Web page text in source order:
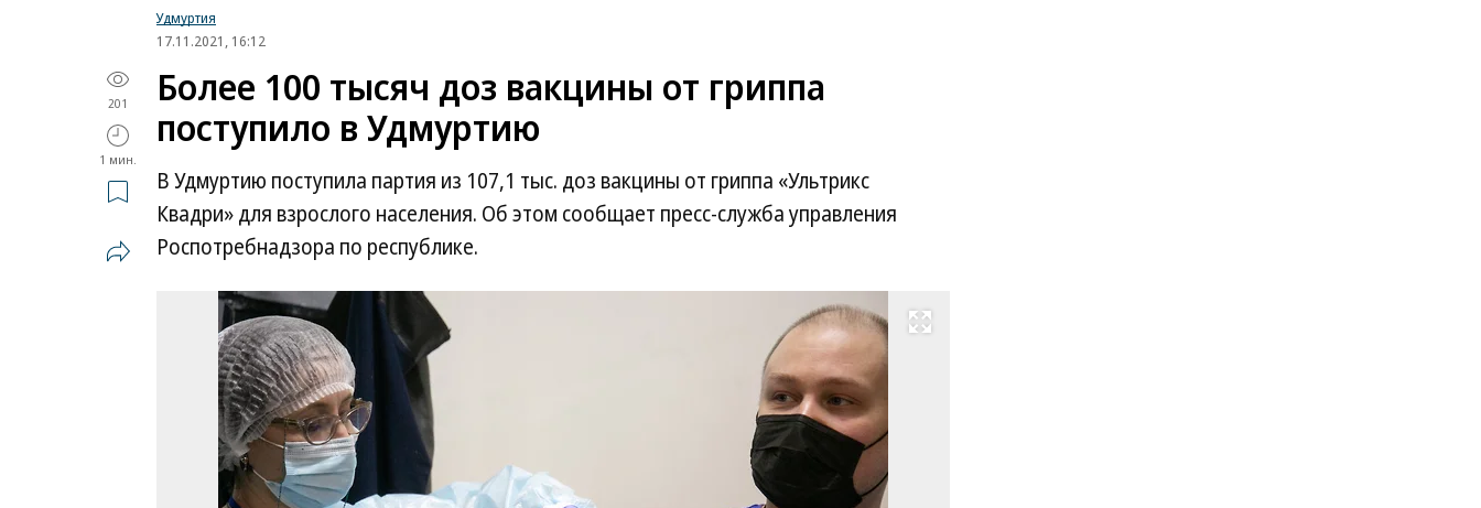
Удмуртия
17.11.2021, 16:12
201
1 мин.
Более 100 тысяч доз вакцины от гриппа
поступило в Удмуртию
В Удмуртию поступила партия из 107,1 тыс. доз вакцины от гриппа «Ультрикс
Квадри» для взрослого населения. Об этом сообщает пресс-служба управления
Роспотребнадзора по республике.
Развернуть на весь экран